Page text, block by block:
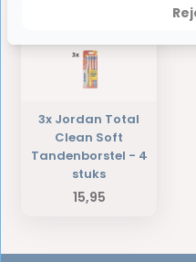
3x Jordan Total
Clean Soft
Tandenborstel - 4
stuks
15,95